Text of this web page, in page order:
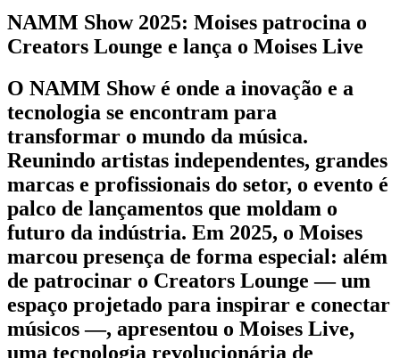
NAMM Show 2025: Moises patrocina o
Creators Lounge e lança o Moises Live
O NAMM Show é onde a inovação e a
tecnologia se encontram para
transformar o mundo da música.
Reunindo artistas independentes, grandes
marcas e profissionais do setor, o evento é
palco de lançamentos que moldam o
futuro da indústria. Em 2025, o Moises
marcou presença de forma especial: além
de patrocinar o Creators Lounge — um
espaço projetado para inspirar e conectar
músicos —, apresentou o Moises Live,
uma tecnologia revolucionária de